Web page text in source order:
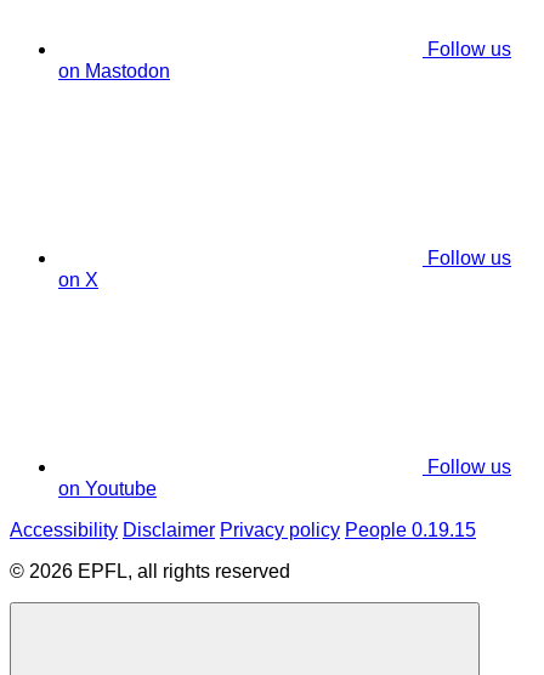
Follow us
on Mastodon
Follow us
on X
Follow us
on Youtube
Accessibility Disclaimer Privacy policy People 0.19.15
© 2026 EPFL, all rights reserved